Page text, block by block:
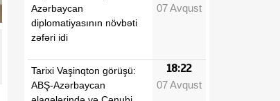
Azərbaycan
diplomatiyasının növbəti
zəfəri idi
07 Avqust
Tarixi Vaşinqton görüşü:
ABŞ-Azərbaycan
18:22
07 Avqust